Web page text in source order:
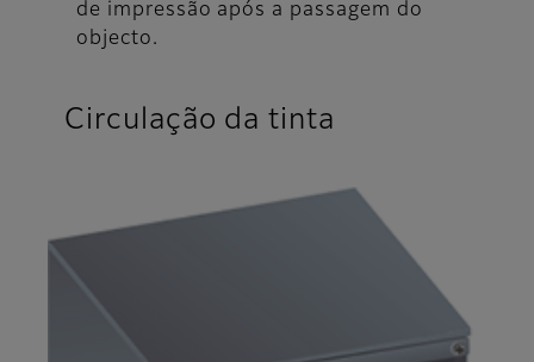
de impressão após a passagem do
objecto.
Circulação da tinta